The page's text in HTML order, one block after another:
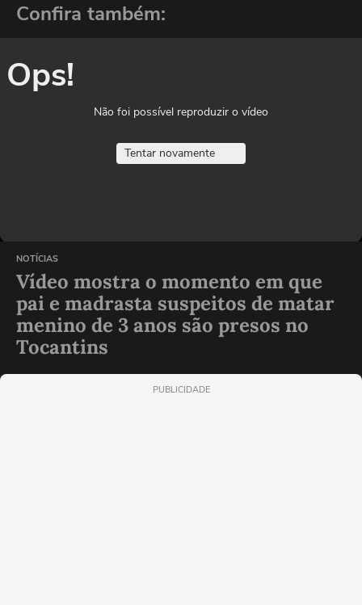
Confira também:
Ops!
Não foi possível reproduzir o vídeo
Tentar novamente
NOTÍCIAS
Vídeo mostra o momento em que
pai e madrasta suspeitos de matar
menino de 3 anos são presos no
Tocantins
PUBLICIDADE